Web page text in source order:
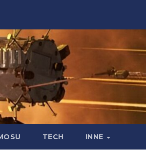
TECH INNE